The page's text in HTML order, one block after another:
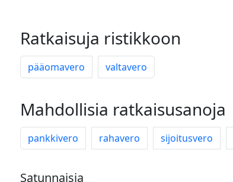
Ratkaisuja ristikkoon
pääomavero valtavero
Mahdollisia ratkaisusanoja
pankkivero rahavero sijoitusvero
Satunnaisia